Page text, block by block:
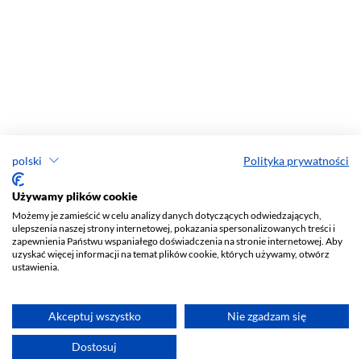
polski Polityka prywatności
Używamy plików cookie
Możemy je zamieścić w celu analizy danych dotyczących odwiedzających,
ulepszenia naszej strony internetowej, pokazania spersonalizowanych treści i
zapewnienia Państwu wspaniałego doświadczenia na stronie internetowej. Aby
uzyskać więcej informacji na temat plików cookie, których używamy, otwórz
ustawienia.
Akceptuj wszystko Nie zgadzam się
Dostosuj